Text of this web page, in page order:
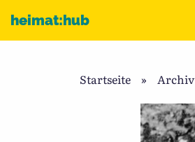
heimat:hub
Startseite » Archiv